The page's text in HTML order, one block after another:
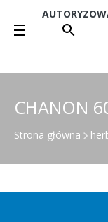
CHANON
Strona główna